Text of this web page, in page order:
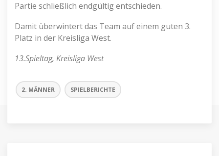
Partie schließlich endgültig entschieden.
Damit überwintert das Team auf einem guten 3.
Platz in der Kreisliga West.
13.Spieltag, Kreisliga West
2. MÄNNER SPIELBERICHTE